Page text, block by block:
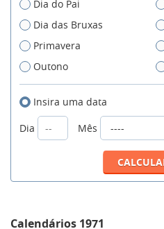
Dia do Pai
Dia das Bruxas
Primavera
Outono
Insira uma data
Dia
Mês
Calendários 1971